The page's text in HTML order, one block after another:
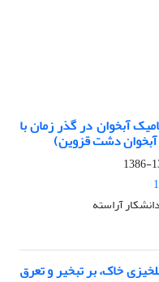
آبخوان در گذر زمان با
آراسته
خاک، بر تبخیر‌‌ و‌‌‌ تعرق